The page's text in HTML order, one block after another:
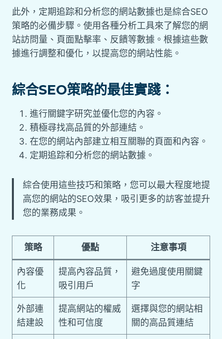
此外，定期追踪和分析您的網站數據也是綜合SEO
策略的必備步驟。使用各種分析工具來了解您的網
站訪問量、頁面點擊率、反饋等數據。根據這些數
據進行調整和優化，以提高您的網站性能。
綜合SEO策略的最佳實踐：
進行關鍵字研究並優化您的內容。
積極尋找高品質的外部連結。
在您的網站內部建立相互關聯的頁面和內容。
定期追踪和分析您的網站數據。
綜合使用這些技巧和策略，您可以最大程度地提
高您的網站的SEO效果，吸引更多的訪客並提升
您的業務成果。
策略 優點 注意事項
內容優
化
提高內容品質，
吸引用戶
避免過度使用關鍵
字
外部連
結建設
提高網站的權威
性和可信度
選擇與您的網站相
關的高品質連結